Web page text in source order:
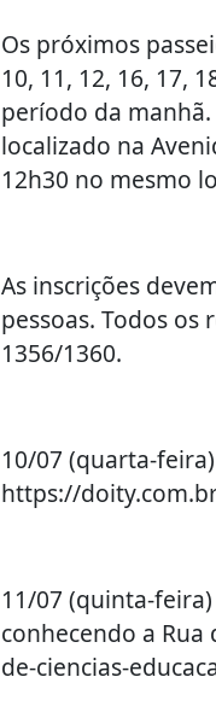
Os próximos
10, 11, 12, 16, 17,
período da
localizado na
12h30 no mesmo
As inscrições
pessoas. Todos
1356/1360.
10/07 (quarta-
https://
11/07 (quinta-
conhecendo a
de-ciencias-